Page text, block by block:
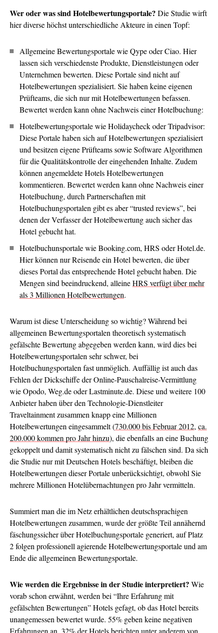
Wer oder was sind Hotelbewertungsportale? Die Studie wirft
hier diverse höchst unterschiedliche Akteure in einen Topf:
Allgemeine Bewertungsportale wie Qype oder Ciao. Hier
lassen sich verschiedenste Produkte, Dienstleistungen oder
Unternehmen bewerten. Diese Portale sind nicht auf
Hotelbewertungen spezialisiert. Sie haben keine eigenen
Prüfteams, die sich nur mit Hotelbewertungen befassen.
Bewertet werden kann ohne Nachweis einer Hotelbuchung:
Hotelbewertungsportale wie Holidaycheck oder Tripadvisor:
Diese Portale haben sich auf Hotelbewertungen spezialisiert
und besitzen eigene Prüfteams sowie Software Algorithmen
für die Qualitätskontrolle der eingehenden Inhalte. Zudem
können angemeldete Hotels Hotelbewertungen
kommentieren. Bewertet werden kann ohne Nachweis einer
Hotelbuchung, durch Partnerschaften mit
Hotelbuchungsportalen gibt es aber “trusted reviews”, bei
denen der Verfasser der Hotelbewertung auch sicher das
Hotel gebucht hat.
Hotelbuchunsportale wie Booking.com, HRS oder Hotel.de.
Hier können nur Reisende ein Hotel bewerten, die über
dieses Portal das entsprechende Hotel gebucht haben. Die
Mengen sind beeindruckend, alleineHRS verfügt über mehr
als 3 Millionen Hotelbewertungen.
Warum ist diese Unterscheidung so wichtig? Während bei
allgemeinen Bewertungsportalen theoretisch systematisch
gefälschte Bewertung abgegeben werden kann, wird dies bei
Hotelbewertungsportalen sehr schwer, bei
Hotelbuchungsportalen fast unmöglich. Auffällig ist auch das
Fehlen der Dickschiffe der Online-Pauschalreise-Vermittlung
wie Opodo, Weg.de oder Lastminute.de. Diese und weitere 100
Anbieter haben über den Technologie-Dienstleiter
Traveltainment zusammen knapp eine Millionen
Hotelbewertungen eingesammelt (730.000 bis Februar 2012, ca.
200.000 kommen pro Jahr hinzu), die ebenfalls an eine Buchung
gekoppelt und damit systematisch nicht zu fälschen sind. Da sich
die Studie nur mit Deutschen Hotels beschäftigt, bleiben die
Hotelbewertungen dieser Portale unberücksichtigt, obwohl Sie
mehrere Millionen Hotelübernachtungen pro Jahr vermitteln.
Summiert man die im Netz erhältlichen deutschsprachigen
Hotelbewertungen zusammen, wurde der größte Teil annähernd
fäschungssicher über Hotelbuchungsportale generiert, auf Platz
2 folgen professionell agierende Hotelbewertungsportale und am
Ende die allgemeinen Bewertungsportale.
Wie werden die Ergebnisse in der Studie interpretiert? Wie
vorab schon erwähnt, werden bei “Ihre Erfahrung mit
gefälschten Bewertungen” Hotels gefagt, ob das Hotel bereits
unangemessen bewertet wurde. 55% geben keine negativen
Erfahrungen an, 32% der Hotels berichten unter anderem von